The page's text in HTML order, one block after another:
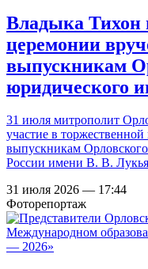
Владыка Тихон
церемонии
выпускникам
юридического
31 июля митрополит
участие в
выпускникам
России имени В. В.
31 июля 2026 — 17:44
Фоторепортаж